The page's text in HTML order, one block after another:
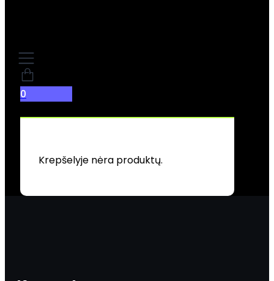
0
Krepšelyje nėra produktų.